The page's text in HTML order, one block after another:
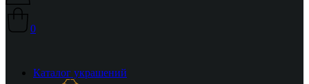
0
Каталог украшений